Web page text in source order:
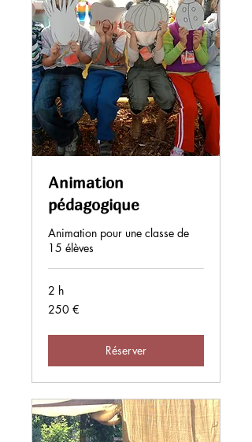
Animation
pédagogique
Animation pour une classe de
15 élèves
2 h
250
euros
250 €
Réserver